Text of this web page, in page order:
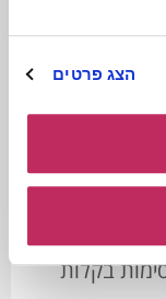
הצג פרטים
בקלות